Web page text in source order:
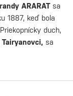
ARARATsa
1887, keď bola
duch,
sa